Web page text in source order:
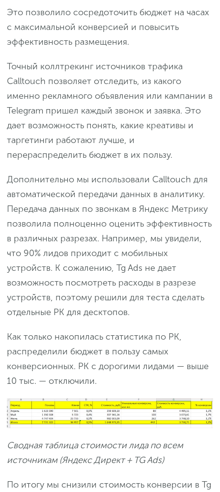
Это позволило сосредоточить бюджет на часах
с максимальной конверсией и повысить
эффективность размещения.
Точный коллтрекинг источников трафика
Calltouch позволяет отследить, из какого
именно рекламного объявления или кампании в
Telegram пришел каждый звонок и заявка. Это
дает возможность понять, какие креативы и
таргетинги работают лучше, и
перераспределить бюджет в их пользу.
Дополнительно мы использовали Calltouch для
автоматической передачи данных в аналитику.
Передача данных по звонкам в Яндекс Метрику
позволила полноценно оценить эффективность
в различных разрезах. Например, мы увидели,
что 90% лидов приходит с мобильных
устройств. К сожалению, Tg Ads не дает
возможность посмотреть расходы в разрезе
устройств, поэтому решили для теста сделать
отдельные РК для десктопов.
Как только накопилась статистика по РК,
распределили бюджет в пользу самых
конверсионных. РК с дорогими лидами — выше
10 тыс. — отключили.
Сводная таблица стоимости лида по всем
источникам (Яндекс Директ + TG Ads)
По итогу мы снизили стоимость конверсии в Tg